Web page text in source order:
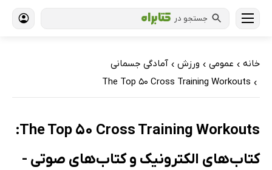
جستجو در
خانه › عمومی › ورزش › آمادگی جسمانی
›
The Top 50 Cross Training Workouts
The Top 50 Cross Training Workouts:
کتاب‌های الکترونیک و کتاب‌های صوتی -